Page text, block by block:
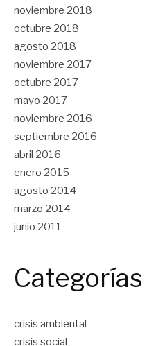
noviembre 2018
octubre 2018
agosto 2018
noviembre 2017
octubre 2017
mayo 2017
noviembre 2016
septiembre 2016
abril 2016
enero 2015
agosto 2014
marzo 2014
junio 2011
Categorías
crisis ambiental
crisis social